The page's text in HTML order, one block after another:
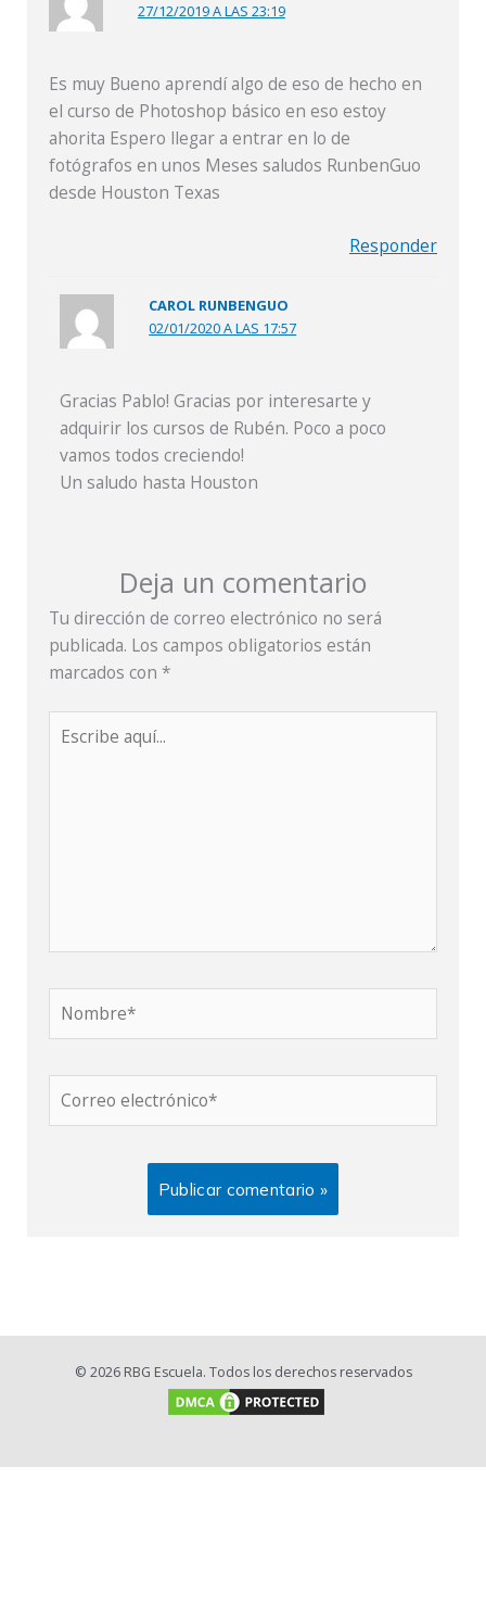
27/12/2019 A LAS 23:19
Es muy Bueno aprendí algo de eso de hecho en
el curso de Photoshop básico en eso estoy
ahorita Espero llegar a entrar en lo de
fotógrafos en unos Meses saludos RunbenGuo
desde Houston Texas
Responder
CAROL RUNBENGUO
02/01/2020 A LAS 17:57
Gracias Pablo! Gracias por interesarte y
adquirir los cursos de Rubén. Poco a poco
vamos todos creciendo!
Un saludo hasta Houston
Deja un comentario
Tu dirección de correo electrónico no será
publicada. Los campos obligatorios están
marcados con *
electrónico*
© 2026 RBG Escuela. Todos los derechos reservados